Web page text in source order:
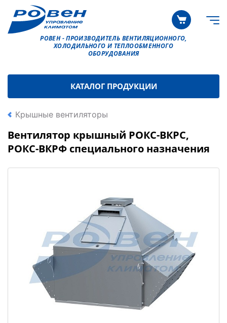
РОВЕН - ПРОИЗВОДИТЕЛЬ ВЕНТИЛЯЦИОННОГО,
ХОЛОДИЛЬНОГО И ТЕПЛООБМЕННОГО
ОБОРУДОВАНИЯ
КАТАЛОГ ПРОДУКЦИИ
Крышные вентиляторы
Вентилятор крышный РОКС-ВКРС,
РОКС-ВКРФ специального назначения